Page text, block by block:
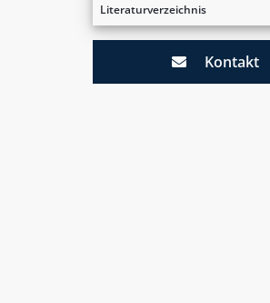
Literaturverzeichnis
Kontakt